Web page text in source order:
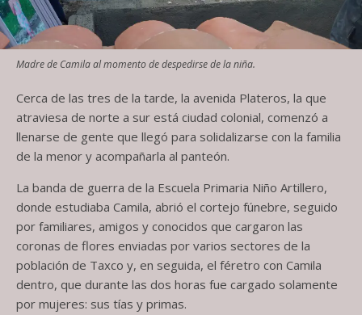
Madre de Camila al momento de despedirse de la niña.
Cerca de las tres de la tarde, la avenida Plateros, la que
atraviesa de norte a sur está ciudad colonial, comenzó a
llenarse de gente que llegó para solidalizarse con la familia
de la menor y acompañarla al panteón.
La banda de guerra de la Escuela Primaria Niño Artillero,
donde estudiaba Camila, abrió el cortejo fúnebre, seguido
por familiares, amigos y conocidos que cargaron las
coronas de flores enviadas por varios sectores de la
población de Taxco y, en seguida, el féretro con Camila
dentro, que durante las dos horas fue cargado solamente
por mujeres: sus tías y primas.